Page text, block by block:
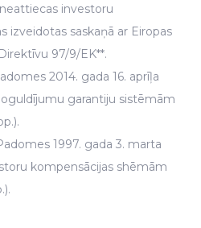
investoru
izveidotas saskaņā ar Eiropas
97/9/EK**.
2014. gada 16. aprīļa
garantiju sistēmām
1997. gada 3. marta
kompensācijas shēmām